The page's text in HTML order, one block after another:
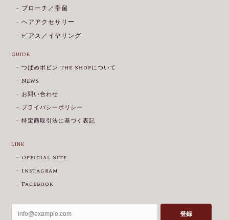
ブローチ／帯留
ヘアアクセサリー
ピアス／イヤリング
GUIDE
つばめボビン The Shopについて
News
お問い合わせ
プライバシーポリシー
特定商取引法に基づく表記
LINK
Official Site
Instagram
Facebook
登録